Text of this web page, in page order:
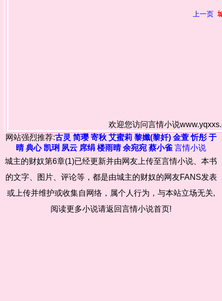
上一页
欢迎您访问言情小说
网站强烈推荐:古灵 简璎 寄秋 艾蜜莉 黎孅(黎奷) 金萱 忻彤 于
晴 典心 凯琍 夙云 席绢 楼雨晴 余宛宛 蔡小雀 言情小说
城主的财奴第6章(1)已经更新并由网友上传至言情小说、本书
的文字、图片、评论等，都是由城主的财奴的网友FANS发表
或上传并维护或收集自网络，属个人行为，与本站立场无关,
阅读更多小说请返回言情小说首页!